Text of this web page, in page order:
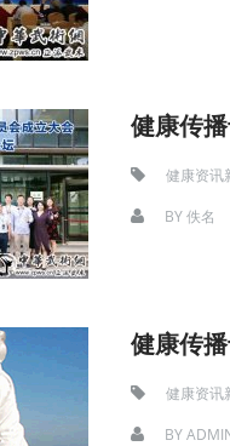
健康传
健康资讯
BY佚名
健康传
健康资讯
BY